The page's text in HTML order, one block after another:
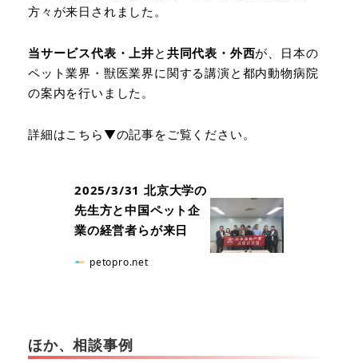
方々が来日されました。
当サービス代表・上井と 共同代表・外西が、日本の
ペット業界・獣医業界に関する講演と都内動物病院
の案内を行いました。
詳細はこちら▼の記事をご覧ください。
2025/3/31 北京大学の
先生方と中国ペット企
業の経営者らが来日
petopro.net
ほか、相談事例